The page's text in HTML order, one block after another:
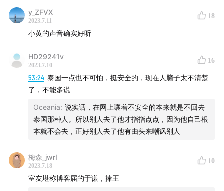
泰国真的像网上说的这么可怕吗
不会外语可以出国吗
曼谷的商场走都走不完
去泰国要穿什么衣服
y_ZFVX
2023.7.11
18
小黄的声音确实好听
HD29241v
2023.7.10
16
53:24 泰国一点也不可怕，挺安全的，现在人脑子太不清楚
了，不能多说
Oceania: 说实话，在网上嚷着不安全的本来就是不回去
泰国那种人。所以别人去了他才指指点点，因为他自己根
本就不会去，正好别人去了他有由头来嘲讽别人
梅森_jwrI
2023.7.18
10
室友堪称博客届的于谦，捧王